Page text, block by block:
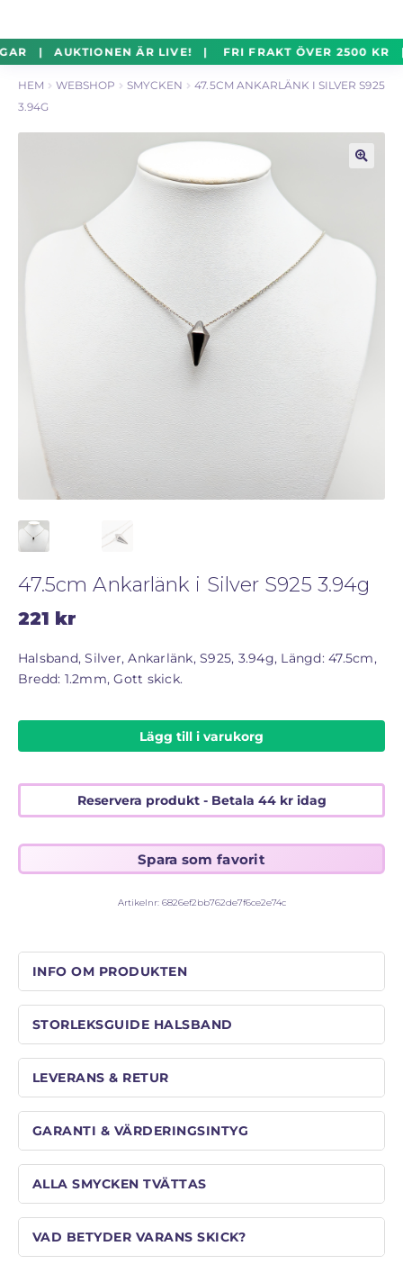
Hoppa
till
navigering
Hoppa
till
innehåll
AUKTIONEN ÄR LIVE! | FRI FRAKT ÖVER
Silverföremål
Mynt
Auktioner Online LIVE
Mitt Konto
Vill du sälja? – Till Pantbanken
SÅ FUNGERAR KÖP MED PANTLÅN
HEM WEBSHOP SMYCKEN
47.5CM ANKARLÄNK I SILVER S925
3.94G
47.5cm Ankarlänk i Silver S925 3.94g
221 kr
Halsband, Silver, Ankarlänk, S925, 3.94g, Längd: 47.5cm,
Bredd: 1.2mm, Gott skick.
Lägg till i varukorg
Reservera produkt - Betala 44 kridag
Artikelnr: 6826ef2bb762de7f6ce2e74c
INFO OM PRODUKTEN
STORLEKSGUIDE HALSBAND
LEVERANS & RETUR
GARANTI & VÄRDERINGSINTYG
ALLA SMYCKEN TVÄTTAS
VAD BETYDER VARANS SKICK?